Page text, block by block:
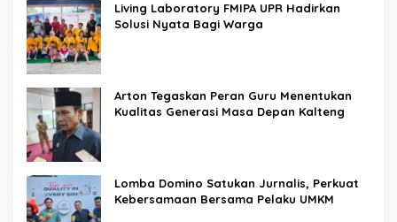
Living Laboratory FMIPA UPR Hadirkan
Solusi Nyata Bagi Warga
Arton Tegaskan Peran Guru Menentukan
Kualitas Generasi Masa Depan Kalteng
Lomba Domino Satukan Jurnalis, Perkuat
Kebersamaan Bersama Pelaku UMKM